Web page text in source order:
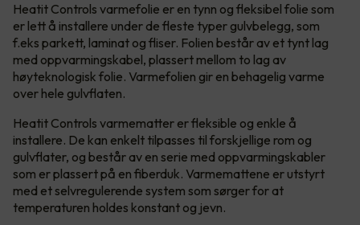
Heatit Controls varmefolie er en tynn og fleksibel folie som
er lett å installere under de fleste typer gulvbelegg, som
f.eks parkett, laminat og fliser. Folien består av et tynt lag
med oppvarmingskabel, plassert mellom to lag av
høyteknologisk folie. Varmefolien gir en behagelig varme
over hele gulvflaten.
Heatit Controls varmematter er fleksible og enkle å
installere. De kan enkelt tilpasses til forskjellige rom og
gulvflater, og består av en serie med oppvarmingskabler
som er plassert på en fiberduk. Varmemattene er utstyrt
med et selvregulerende system som sørger for at
temperaturen holdes konstant og jevn.